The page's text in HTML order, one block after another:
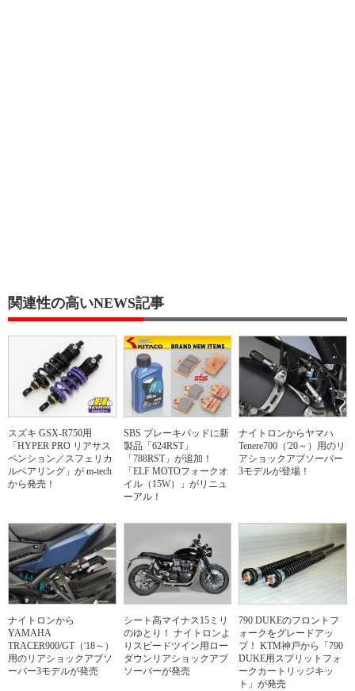
関連性の高いNEWS記事
スズキ GSX-R750用
「HYPER PRO リアサス
ペンション／スフェリカ
ルベアリング」が m-tech
から発売！
SBS ブレーキパッドに新
製品「624RST」
「788RST」が追加！
「ELF MOTOフォークオ
イル（15W）」がリニュ
ーアル！
ナイトロンからヤマハ
Tenere700（'20～）用のリ
アショックアブソーバー
3モデルが登場！
ナイトロンから
YAMAHA
TRACER900/GT（'18～）
用のリアショックアブソ
ーバー3モデルが発売
シート高マイナス15ミリ
のゆとり！ ナイトロンよ
りスピードツイン用ロー
ダウンリアショックアブ
ソーバーが発売
790 DUKEのフロントフ
ォークをグレードアッ
プ！ KTM神戸から「790
DUKE用スプリットフォ
ークカートリッジキッ
ト」が発売